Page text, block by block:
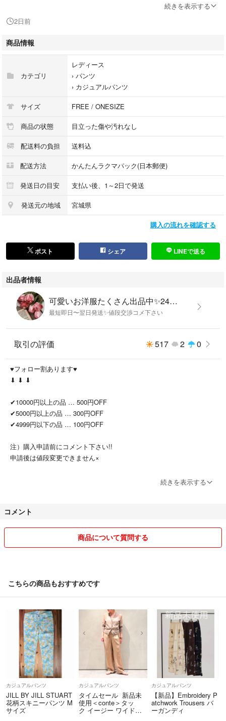
クロシェ かぎ編み シアー
花柄刺繍 花刺繍 個性的 春夏
ベルボトムパンツ フレアパンツ
■【カラー】
■【お洋服について】
ウエスト調整紐あり
裏地あり
クロシェに花刺繍が入ったフレアパンツです
太もも辺り位まで裏地付き、生地に伸縮性ありです
■【サイズ】
タグ表記サイズ‥ F
フリーサイズ
ウエスト ‥ 約28cm
股 上 ‥ 約28cm
※生地に伸縮性あり
※平置き採寸、素人採寸ですので多少の誤差はご容赦下さい。
※レディースかメンズか不明、タグにサイズ記載なし、サイズが英国表記
■【状態】
特に大きく目立つ難はないかと思います
※状態については主観となります。
また、中古品になりますので多少の見落としはご容赦下さい。
続きを表示する
2日前
商品情報
カテゴリ
レディース
› パンツ
› カジュアルパンツ
サイズ FREE / ONESIZE
商品の状態 目立った傷や汚れなし
配送料の負担 送料込
配送方法 かんたんラクマパック(日本郵便)
発送日の目安 支払い後、1～2日で発送
発送元の地域 宮城県
購入の流れを確認する
ポスト シェア LINEで送る
出品者情報
可愛いお洋服たくさん出品中✨24時間購入申請OK☺フォロー割りあります
最短即日〜翌日発送✨値段交渉コメ下さい
取引の評価 517 2 0
♥フォロー割あります♥
⬇ ⬇ ⬇
✔10000円以上の品 … 500円OFF
✔5000円以上の品 … 300円OFF
✔4999円以下の品 … 100円OFF
注）購入申請前にコメント下さい!!
申請後は値段変更できません×
✔コメントなし即購入申請大歓迎(*^^*)
ます。
匿名配送で安心なラクマパックを利用しておりますが、郵便→ヤマトに
変更する場合があります（その逆もあります）
⭐…⭐注意事項⭐…⭐
✔着画NG×
続きを表示する
コメント
商品について質問する
こちらの商品もおすすめです
カジュアルパンツ
JILL BY JILL STUART
花柄スキニーパンツ M
サイズ
カジュアルパンツ
タイムセール 新品未
使用＜conte＞タッ
ク イージー ワイドパ
カジュアルパンツ
【新品】Embroidery P
atchwork Trousers バ
ーガンディ